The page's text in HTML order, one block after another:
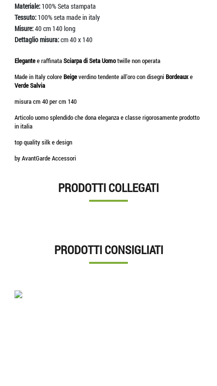
Materiale: 100% Seta stampata
Tessuto: 100% seta made in italy
Misure:40 cm 140 long
Dettaglio misura:cm 40 x 140
Elegantee raffinataSciarpa di Seta Uomotwille non operata
Made in Italy coloreBeigeverdino tendente all'oro condisegniBordeauxe
VerdeSalvia
misura cm 40 per cm 140
Articolo uomo splendido che dona eleganza e classe rigorosamente prodotto
in italia
top quality silk e design
by AvantGarde Accessori
PRODOTTI COLLEGATI
PRODOTTI CONSIGLIATI